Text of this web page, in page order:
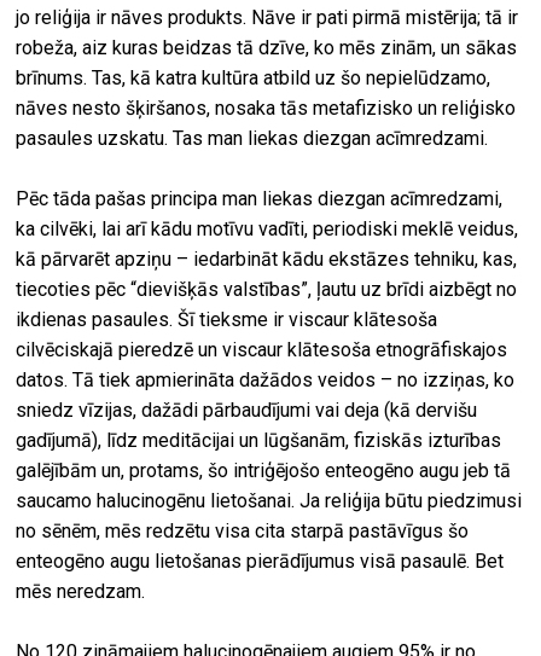
jo reliģija ir nāves produkts. Nāve ir pati pirmā mistērija; tā ir
robeža, aiz kuras beidzas tā dzīve, ko mēs zinām, un sākas
brīnums. Tas, kā katra kultūra atbild uz šo nepielūdzamo,
nāves nesto šķiršanos, nosaka tās metafizisko un reliģisko
pasaules uzskatu. Tas man liekas diezgan acīmredzami.
Pēc tāda pašas principa man liekas diezgan acīmredzami,
ka cilvēki, lai arī kādu motīvu vadīti, periodiski meklē veidus,
kā pārvarēt apziņu – iedarbināt kādu ekstāzes tehniku, kas,
tiecoties pēc “dievišķās valstības”, ļautu uz brīdi aizbēgt no
ikdienas pasaules. Šī tieksme ir viscaur klātesoša
cilvēciskajā pieredzē un viscaur klātesoša etnogrāfiskajos
datos. Tā tiek apmierināta dažādos veidos – no izziņas, ko
sniedz vīzijas, dažādi pārbaudījumi vai deja (kā dervišu
gadījumā), līdz meditācijai un lūgšanām, fiziskās izturības
galējībām un, protams, šo intriģējošo enteogēno augu jeb tā
saucamo halucinogēnu lietošanai. Ja reliģija būtu piedzimusi
no sēnēm, mēs redzētu visa cita starpā pastāvīgus šo
enteogēno augu lietošanas pierādījumus visā pasaulē. Bet
mēs neredzam.